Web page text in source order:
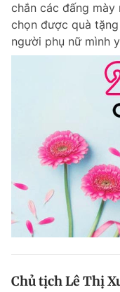
chắn các đấng
chọn được quà
người phụ nữ mình
Chủ tịch Lê Thị